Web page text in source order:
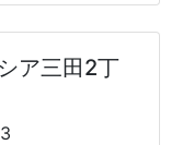
ア三田2丁